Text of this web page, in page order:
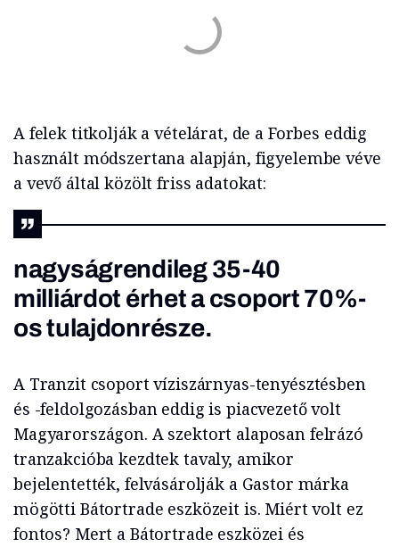
A felek titkolják a vételárat, de a Forbes eddig
használt módszertana alapján, figyelembe véve
a vevő által közölt friss adatokat:
nagyságrendileg 35-40
milliárdot érhet a csoport 70%-
os tulajdonrésze.
A Tranzit csoport víziszárnyas-tenyésztésben
és -feldolgozásban eddig is piacvezető volt
Magyarországon. A szektort alaposan felrázó
tranzakcióba kezdtek tavaly, amikor
bejelentették, felvásárolják a Gastor márka
mögötti Bátortrade eszközeit is. Miért volt ez
fontos? Mert a Bátortrade eszközei és